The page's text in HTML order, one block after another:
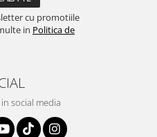
cu promotiile
in Politica de
social media